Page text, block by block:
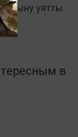
уятты.
в